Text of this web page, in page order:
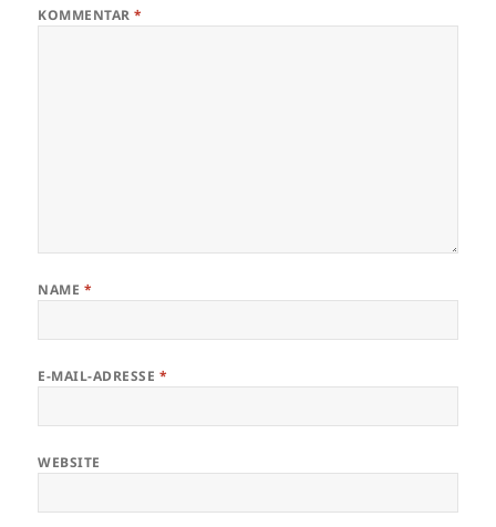
KOMMENTAR*
NAME *
E-MAIL-ADRESSE *
WEBSITE